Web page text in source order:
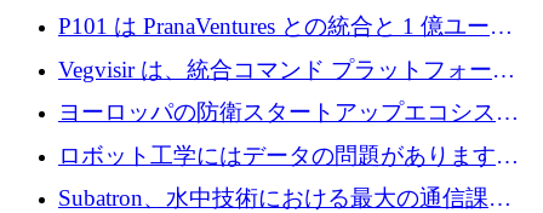
フォーム Ogma を買収して子ども向け言語療
法を拡大
P101 は PranaVentures との統合と 1 億ユーロ
のファンドによりシード投資に拡大
Vegvisir は、統合コマンド プラットフォーム
を通じて関連する無人システムを接続するた
めの資金を調達します
ヨーロッパの防衛スタートアップエコシステ
ムとなったハッカソン
ロボット工学にはデータの問題があります。
Macrodata Labs はそれを解決したいと考えて
Subatron、水中技術における最大の通信課題